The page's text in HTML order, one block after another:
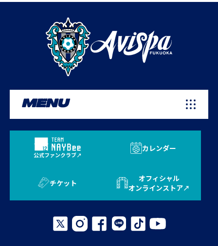
MENU
公式ファンクラブ
カレンダー
チケット
オフィシャル
オンラインストア